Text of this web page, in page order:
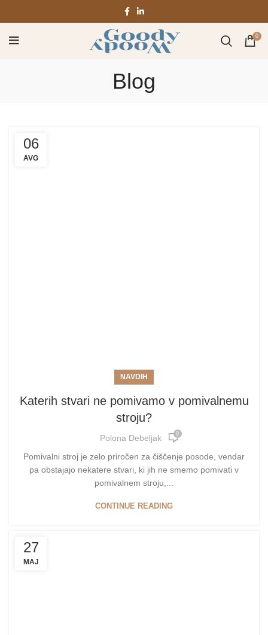
0
Blog
06
AVG
NAVDIH
Katerih stvari ne pomivamo v pomivalnemu
stroju?
Polona Debeljak 0
Pomivalni stroj je zelo priročen za čiščenje posode, vendar
pa obstajajo nekatere stvari, ki jih ne smemo pomivati v
pomivalnem stroju,...
CONTINUE READING
27
MAJ